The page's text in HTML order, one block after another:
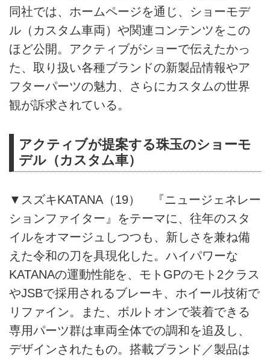
同社では、ホームページを通じ、ショーモデ
ル（カスタム車両）や関連コンテンツをこの
ほど公開。アクティブがショーで伝えたかっ
た、取り扱い各種ブランドの新製品情報やア
フターパーツの魅力、さらにカスタムの世界
観が訴求されている。
アクティブが提案する珠玉のショーモ
デル（カスタム車）
▼スズキKATANA（19） 『ニュージェネレー
ションファイター』をテーマに、往年のスタ
イルをオマージュしつつも、新しさを兼ね備
えた令和の刀を具現化した。ハイパワーな
KATANAの運動性能を、モトGPのモト2クラス
やJSBで採用されるブレーキ、ホイール技術で
リファイン。また、ボルトオンで装着できる
専用パーツ群は車両全体での調和を追及し、
デザインされたもの。搭載ブランド／製品は